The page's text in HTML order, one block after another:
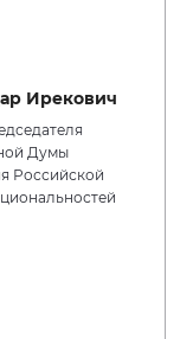
Ирекович
Думы
Российской